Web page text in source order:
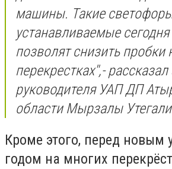
машины. Такие
устанавливаемые
позволят снизить пробки
перекрестках'',-
руководителя УАП ДП
области Мырзалы
Кроме этого, перед новым
годом на многих